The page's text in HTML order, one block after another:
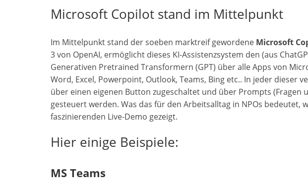
M
a
r
k
e
t
Microsoft Copilot stand im Mittelpunkt
Im Mittelpunkt stand der soeben marktreif gewordene Microsoft
3 von OpenAI, ermöglicht dieses KI-Assistenzsystem den (aus
Generativen Pretrained Transformern (GPT) über alle Apps von
Word, Excel, Powerpoint, Outlook, Teams, Bing etc.. In jeder dieser
über einen eigenen Button zugeschaltet und über Prompts (Fragen
gesteuert werden. Was das für den Arbeitsalltag in NPOs bedeutet,
faszinierenden Live-Demo gezeigt.
Hier einige Beispiele:
MS Teams